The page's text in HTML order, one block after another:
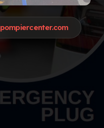
pompiercenter.com